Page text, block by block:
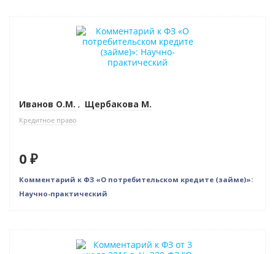
Нет в наличии
Иванов О.М. , Щербакова М.
Кредитное право
0 ₽
Комментарий к ФЗ «О потребительском кредите (займе)»:
Научно-практический
Нет в наличии